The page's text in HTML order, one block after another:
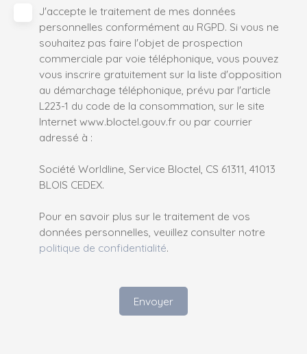
J'accepte le traitement de mes données
personnelles conformément au RGPD. Si vous ne
souhaitez pas faire l'objet de prospection
commerciale par voie téléphonique, vous pouvez
vous inscrire gratuitement sur la liste d'opposition
au démarchage téléphonique, prévu par l'article
L223-1 du code de la consommation, sur le site
Internet www.bloctel.gouv.fr ou par courrier
adressé à :
Société Worldline, Service Bloctel, CS 61311, 41013
BLOIS CEDEX.
Pour en savoir plus sur le traitement de vos
données personnelles, veuillez consulter notre
politique de confidentialité.
Envoyer